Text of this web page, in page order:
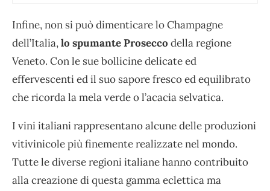
Infine, non si può dimenticare lo Champagne
dell’Italia,lo spumante Prosecco della regione
Veneto. Con le sue bollicine delicate ed
effervescenti ed il suo sapore fresco ed equilibrato
che ricorda la mela verde o l’acacia selvatica.
I vini italiani rappresentano alcune delle produzioni
vitivinicole più finemente realizzate nel mondo.
Tutte le diverse regioni italiane hanno contribuito
alla creazione di questa gamma eclettica ma